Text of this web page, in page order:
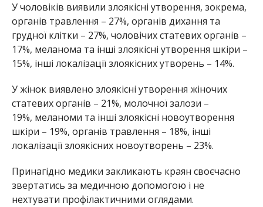
У чоловіків виявили злоякісні утворення, зокрема,
органів травлення – 27%, органів дихання та
грудної клітки – 27%, чоловічих статевих органів –
17%, меланома та інші злоякісні утворення шкіри –
15%, інші локалізації злоякісних утворень – 14%.
У жінок виявлено злоякісні утворення жіночих
статевих органів – 21%, молочної залози –
19%, меланоми та інші злоякісні новоутворення
шкіри – 19%, органів травлення – 18%, інші
локалізації злоякісних новоутворень – 23%.
Принагідно медики закликають краян своєчасно
звертатись за медичною допомогою і не
нехтувати профілактичними оглядами.